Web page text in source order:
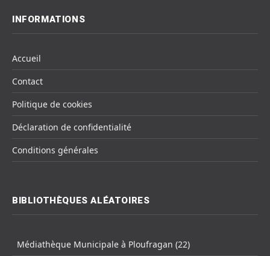
INFORMATIONS
Accueil
Contact
Politique de cookies
Déclaration de confidentialité
Conditions générales
BIBLIOTHÈQUES ALÉATOIRES
Médiathèque Municipale à Ploufragan (22)